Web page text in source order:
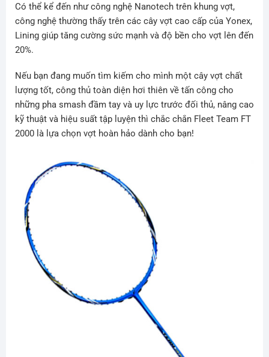
Có thể kể đến như công nghệ Nanotech trên khung vợt,
công nghệ thường thấy trên các cây vợt cao cấp của Yonex,
Lining giúp tăng cường sức mạnh và độ bền cho vợt lên đến
20%.
Nếu bạn đang muốn tìm kiếm cho mình một cây vợt chất
lượng tốt, công thủ toàn diện hơi thiên về tấn công cho
những pha smash đầm tay và uy lực trước đối thủ, nâng cao
kỹ thuật và hiệu suất tập luyện thì chắc chắn Fleet Team FT
2000 là lựa chọn vợt hoàn hảo dành cho bạn!